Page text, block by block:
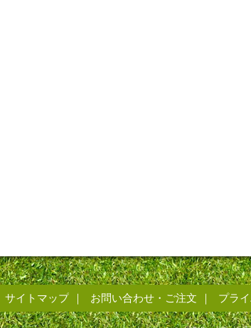
サイトマップ お問い合わせ・ご注文 プラ